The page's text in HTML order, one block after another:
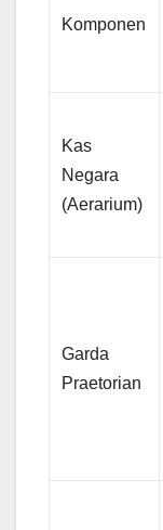
Komponen
Kas
Negara
(Aerarium)
Garda
Praetorian